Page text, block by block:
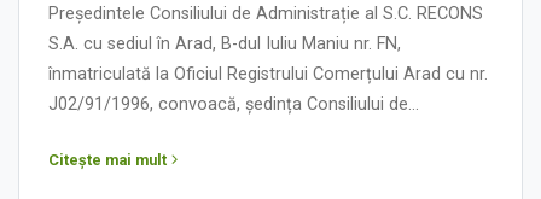
Președintele Consiliului de Administrație al S.C. RECONS
S.A. cu sediul în Arad, B-dul Iuliu Maniu nr. FN,
înmatriculată la Oficiul Registrului Comerțului Arad cu nr.
J02/91/1996, convoacă, ședința Consiliului de
următoarea:
Citește mai mult